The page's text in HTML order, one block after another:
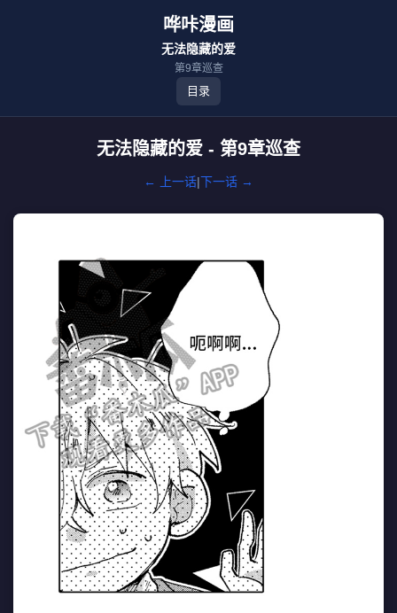
哗咔漫画
无法隐藏的爱
第9章巡查
目录
无法隐藏的爱 - 第9章巡查
← 上一话|下一话 →